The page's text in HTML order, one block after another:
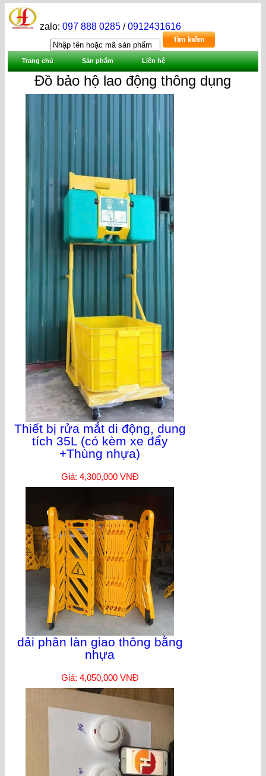
zalo:097 888 0285 /0912431616
Trang chủ Sản phẩm Liên hệ
Đồ bảo hộ lao động thông dụng
Thiết bị rửa mắt di động, dung
tích 35L (có kèm xe đẩy
+Thùng nhựa)
Giá: 4,300,000 VNĐ
dải phân làn giao thông bằng
nhựa
Giá: 4,050,000 VNĐ